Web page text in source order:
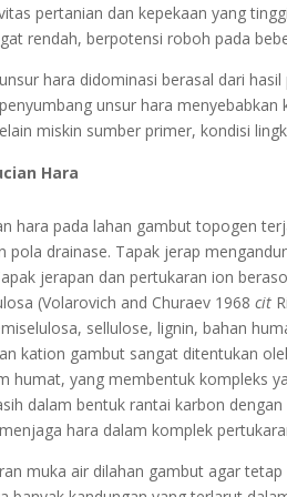
pertanian dan kepekaan yang
rendah, berpotensi roboh pada
hara didominasi berasal dari
unsur hara
miskin sumber primer, kondisi
Hara
hara pada lahan gambut topogen
pola drainase. Tapak jerap
jerapan dan pertukaran ion
(Volarovich and Churaev 1968cit
sellulose, lignin, bahan
kation gambut sangat ditentukan
humat, yang membentuk kompleks
dalam bentuk rantai karbon
hara dalam komplek
muka air dilahan gambut agar